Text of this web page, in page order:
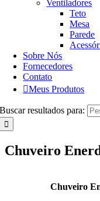
Ventiladores
Teto
Mesa
Parede
Sobre Nós
Fornecedores
Contato
Meus Produtos
Buscar resultados para:
Chuveiro
Chuveiro